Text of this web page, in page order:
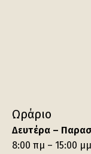
Ωράριο
Δευτέρα –
8:00 πμ – 15:00 μμ